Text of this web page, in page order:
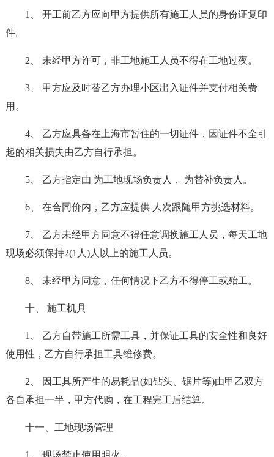
1、 开工前乙方应向甲方提供所有施工人员的身份证复印
件。
2、 未经甲方许可，非工地施工人员不得在工地过夜。
3、 甲方应及时替乙方办理小区出入证件并支付相关费
用。
4、 乙方应具备在上海市暂住的一切证件，因证件不全引
起的相关损失由乙方自行承担。
5、 乙方指定由 为工地现场负责人， 为替补负责人。
6、 在合同价内，乙方应提供 人次跟随甲方挑选材料。
7、 乙方未经甲方同意不得任意调换施工人员，每天工地
现场必须保持2(1人)人以上的施工人员。
8、 未经甲方同意，任何情况下乙方不得停工或殆工。
十、 施工机具
1、 乙方自带施工所需工具，并保证工具的安全性和良好
使用性，乙方自行承担工具维修费。
2、 因工具所产生的易耗品(如钻头、锯片等)由甲乙双方
各自承担一半，甲方代购，在工程完工后结算。
十一、工地现场管理
1、 现场禁止使用明火。